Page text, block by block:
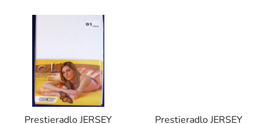
Prestieradlo JERSEY Prestieradlo JERSEY